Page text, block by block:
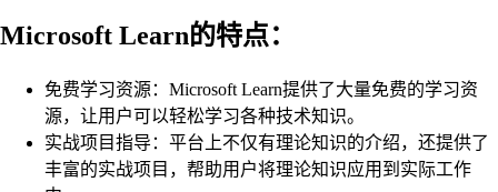
Microsoft Learn的特点：
免费学习资源：Microsoft Learn提供了大量免费的学习资
源，让用户可以轻松学习各种技术知识。
实战项目指导：平台上不仅有理论知识的介绍，还提供了
丰富的实战项目，帮助用户将理论知识应用到实际工作